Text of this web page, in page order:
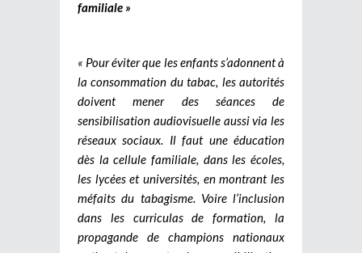
familiale »
« Pour éviter que les enfants s’adonnent à
la consommation du tabac, les autorités
doivent mener des séances de
sensibilisation audiovisuelle aussi via les
réseaux sociaux. Il faut une éducation
dès la cellule familiale, dans les écoles,
les lycées et universités, en montrant les
méfaits du tabagisme. Voire l’inclusion
dans les curriculas de formation, la
propagande de champions nationaux